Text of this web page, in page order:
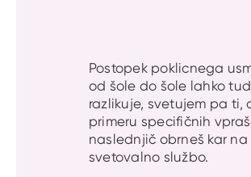
Postopek poklicnega
od šole do šole lahko
razlikuje, svetujem pa ti,
primeru specifičnih
naslednjič obrneš kar na
svetovalno službo.